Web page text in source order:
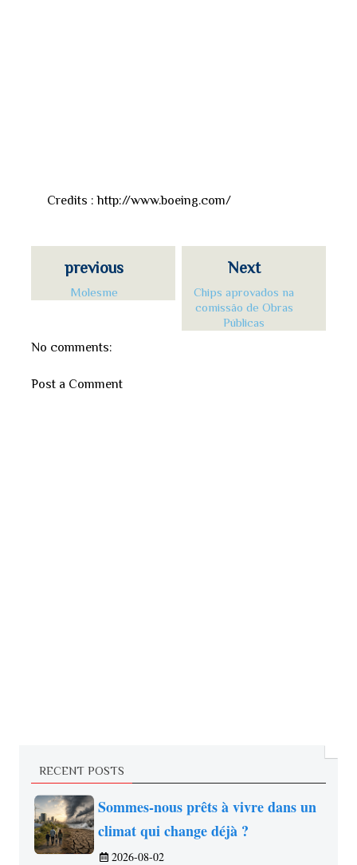
Credits : http://www.boeing.com/
Next
Chips aprovados na
comissão de Obras
Públicas
previous
Molesme
No comments:
Post a Comment
RECENT POSTS
Sommes-nous prêts à vivre dans un
climat qui change déjà ?
2026-08-02